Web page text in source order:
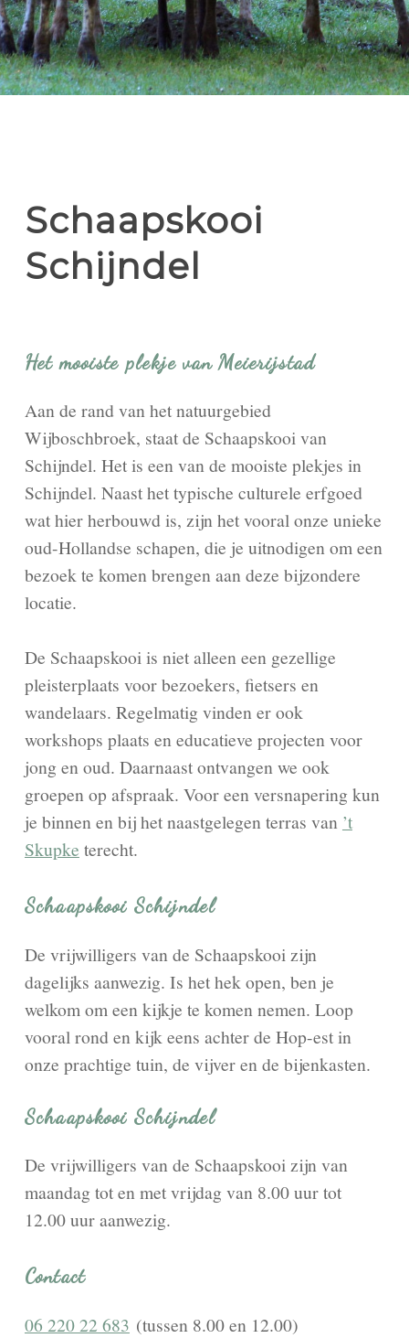
Schaapskooi
Schijndel
Het mooiste plekje van Meierijstad
Aan de rand van het natuurgebied
Wijboschbroek, staat de Schaapskooi van
Schijndel. Het is een van de mooiste plekjes in
Schijndel. Naast het typische culturele erfgoed
wat hier herbouwd is, zijn het vooral onze unieke
oud-Hollandse schapen, die je uitnodigen om een
bezoek te komen brengen aan deze bijzondere
locatie.
De Schaapskooi is niet alleen een gezellige
pleisterplaats voor bezoekers, fietsers en
wandelaars. Regelmatig vinden er ook
workshops plaats en educatieve projecten voor
jong en oud. Daarnaast ontvangen we ook
groepen op afspraak. Voor een versnapering kun
je binnen en bij het naastgelegen terras van ’t
Skupke terecht.
Schaapskooi Schijndel
De vrijwilligers van de Schaapskooi zijn
dagelijks aanwezig. Is het hek open, ben je
welkom om een kijkje te komen nemen. Loop
vooral rond en kijk eens achter de Hop-est in
onze prachtige tuin, de vijver en de bijenkasten.
Schaapskooi Schijndel
De vrijwilligers van de Schaapskooi zijn van
maandag tot en met vrijdag van 8.00 uur tot
12.00 uur aanwezig.
Contact
06 220 22 683 (tussen 8.00 en 12.00)